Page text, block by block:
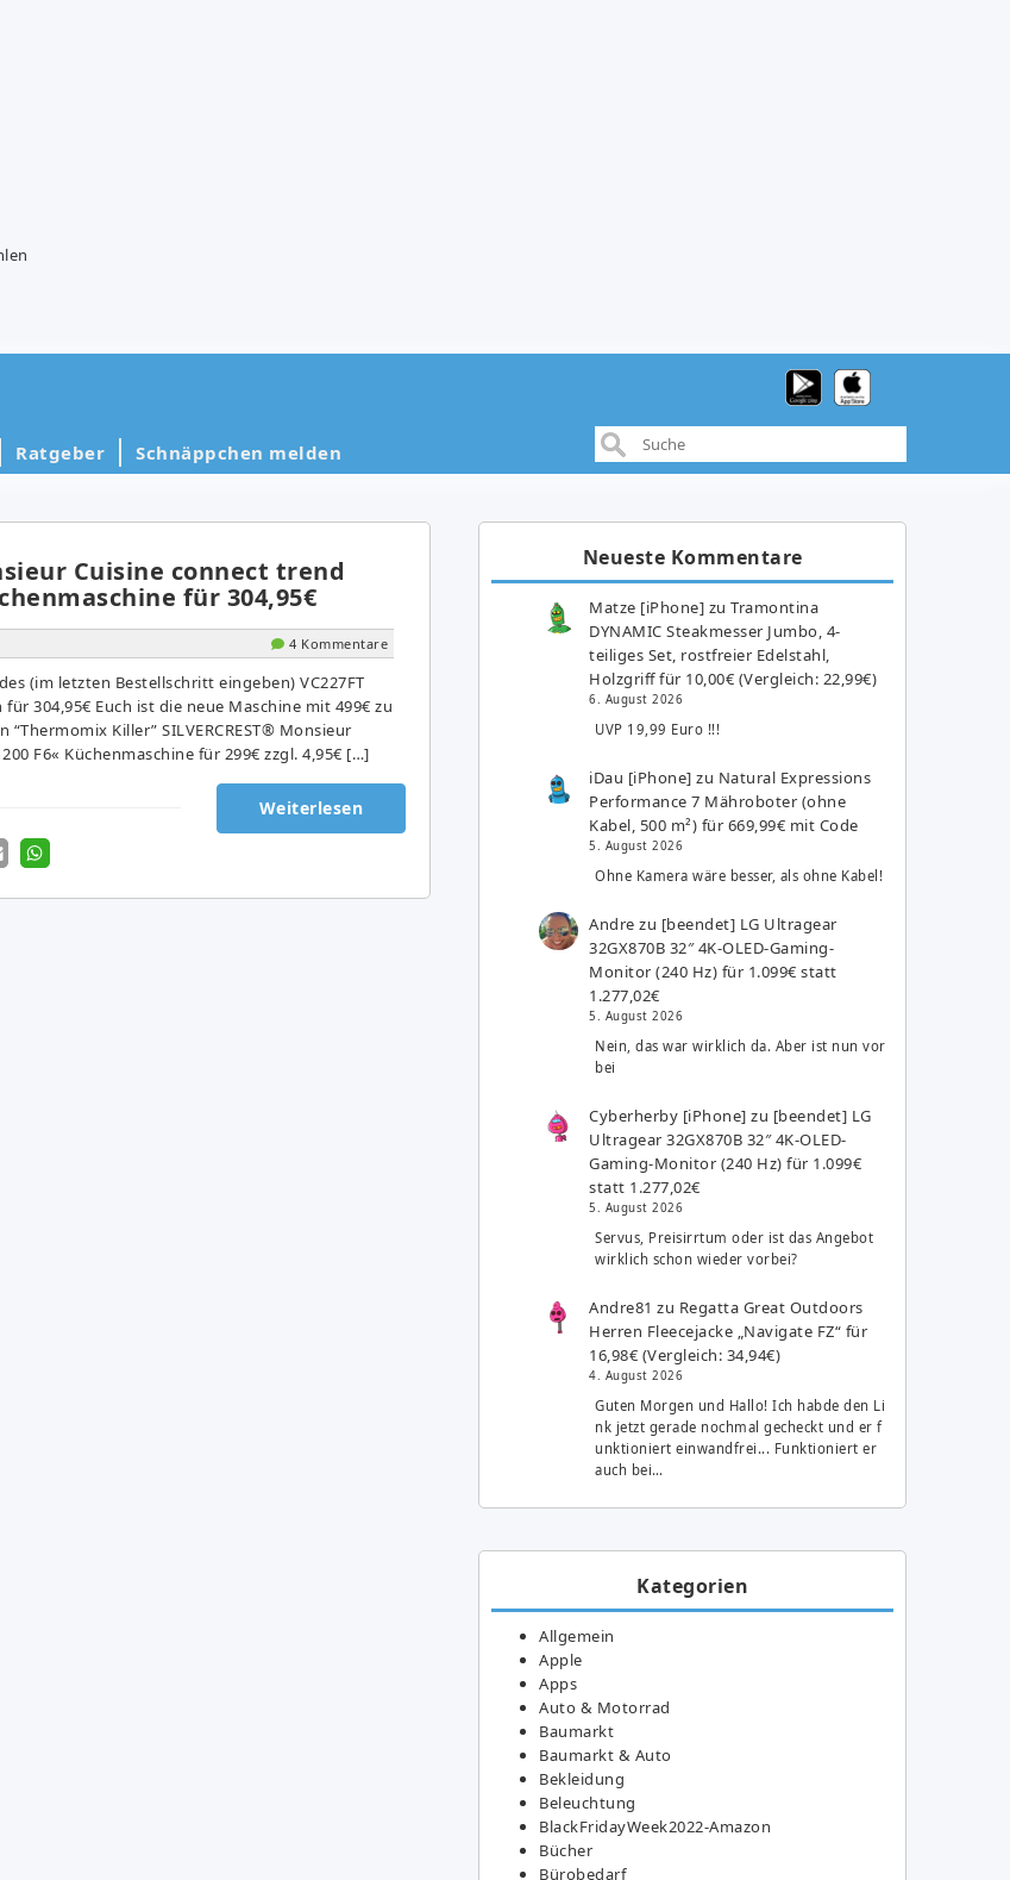
Ratgeber Schnäppchen melden
Cuisine connect trend
für 304,95€
4 Kommentare
(im letzten Bestellschritt eingeben) VC227FT
304,95€ Euch ist die neue Maschine mit 499€ zu
Killer” SILVERCREST® Monsieur
F6« Küchenmaschine für 299€ zzgl. 4,95€ […]
Weiterlesen
Neueste Kommentare
Matze [iPhone] zuTramontina
DYNAMIC Steakmesser Jumbo, 4-
teiliges Set, rostfreier Edelstahl,
Holzgriff für 10,00€ (Vergleich: 22,99€)
6. August 2026
UVP 19,99 Euro !!!
iDau [iPhone] zu Natural Expressions
Performance 7 Mähroboter (ohne
Kabel, 500 m²) für 669,99€ mit Code
5. August 2026
Ohne Kamera wäre besser, als ohne Kabel!
Andre zu [beendet] LG Ultragear
32GX870B 32″ 4K-OLED-Gaming-
Monitor (240 Hz) für 1.099€ statt
1.277,02€
5. August 2026
Nein, das war wirklich da. Aber ist nun vor
bei
Cyberherby [iPhone] zu [beendet] LG
Ultragear 32GX870B 32″ 4K-OLED-
Gaming-Monitor (240 Hz) für 1.099€
statt 1.277,02€
5. August 2026
Servus, Preisirrtum oder ist das Angebot
wirklich schon wieder vorbei?
Andre81 zu Regatta Great Outdoors
Herren Fleecejacke „Navigate FZ“ für
16,98€ (Vergleich: 34,94€)
4. August 2026
Guten Morgen und Hallo! Ich habde den Li
nk jetzt gerade nochmal gecheckt und er f
unktioniert einwandfrei... Funktioniert er
auch bei…
Kategorien
Allgemein
Apple
Apps
Auto & Motorrad
Baumarkt
Baumarkt & Auto
Bekleidung
Beleuchtung
BlackFridayWeek2022-Amazon
Bücher
Bürobedarf